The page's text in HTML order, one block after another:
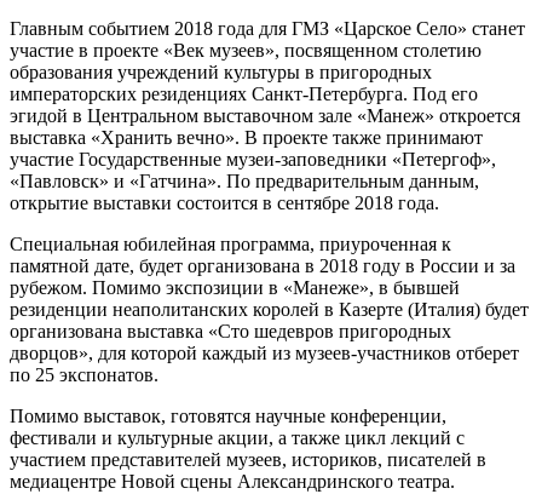
Главным событием 2018 года для ГМЗ «Царское Село» станет
участие в проекте «Век музеев», посвященном столетию
образования учреждений культуры в пригородных
императорских резиденциях Санкт-Петербурга. Под его
эгидой в Центральном выставочном зале «Манеж» откроется
выставка «Хранить вечно». В проекте также принимают
участие Государственные музеи-заповедники «Петергоф»,
«Павловск» и «Гатчина». По предварительным данным,
открытие выставки состоится в сентябре 2018 года.
Специальная юбилейная программа, приуроченная к
памятной дате, будет организована в 2018 году в России и за
рубежом. Помимо экспозиции в «Манеже», в бывшей
резиденции неаполитанских королей в Казерте (Италия) будет
организована выставка «Сто шедевров пригородных
дворцов», для которой каждый из музеев-участников отберет
по 25 экспонатов.
Помимо выставок, готовятся научные конференции,
фестивали и культурные акции, а также цикл лекций с
участием представителей музеев, историков, писателей в
медиацентре Новой сцены Александринского театра.